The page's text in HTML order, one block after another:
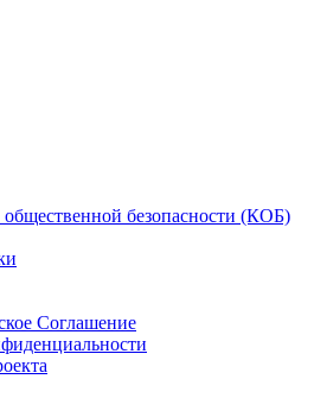
безопасности (КОБ)
Соглашение